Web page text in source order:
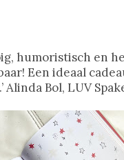
humoristisch en
Een ideaal
Alinda Bol, LUV